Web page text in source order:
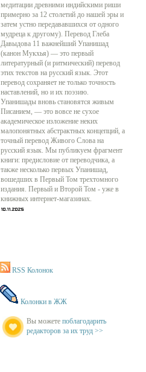
медитации древними индийскими риши
примерно за 12 столетий до нашей эры и
затем устно передававшихся от одного
мудреца к другому). Перевод Глеба
Давыдова 11 важнейший Упанишад
(канон Мукхья) — это первый
литературный (и ритмический) перевод
этих текстов на русский язык. Этот
перевод сохраняет не только точность
наставлений, но и их поэзию.
Упанишады вновь становятся живым
Писанием, — это вовсе не сухое
академическое изложение неких
малопонятных абстрактных концепций, а
точный перевод Живого Слова на
русский язык. Мы публикуем фрагмент
книги: предисловие от переводчика, а
также несколько первых Упанишад,
вошедших в Первый Том трехтомного
издания. Первый и Второй Том - уже в
книжных интернет-магазинах.
RSS Колонок
Колонки в ЖЖ
Вы можете поблагодарить
редакторов за их труд >>